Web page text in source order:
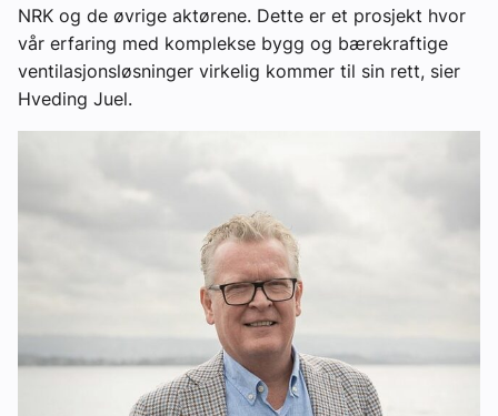
NRK og de øvrige aktørene. Dette er et prosjekt hvor
vår erfaring med komplekse bygg og bærekraftige
ventilasjonsløsninger virkelig kommer til sin rett, sier
Hveding Juel.